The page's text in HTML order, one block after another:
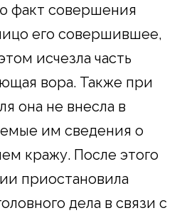
факт совершения
его совершившее,
исчезла часть
вора. Также при
она не внесла в
им сведения о
кражу. После этого
приостановила
дела в связи с